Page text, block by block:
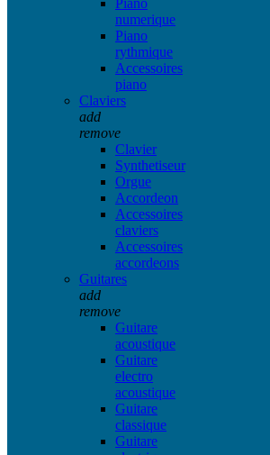
numerique
Piano
rythmique
Accessoires
piano
Claviers
add
remove
Clavier
Synthetiseur
Orgue
Accordeon
Accessoires
claviers
Accessoires
accordeons
Guitares
add
remove
Guitare
acoustique
Guitare
electro
acoustique
Guitare
classique
Guitare